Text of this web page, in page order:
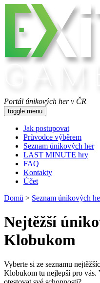
Portál únikových her v ČR
toggle menu
Jak postupovat
Průvodce výběrem
Seznam únikových her
LAST MINUTE hry
FAQ
Kontakty
Účet
Domů > Seznam únikových
Nejtěžší
Klobukom
Vyberte si ze seznamu
Klobukom tu nejlepší pro vás.